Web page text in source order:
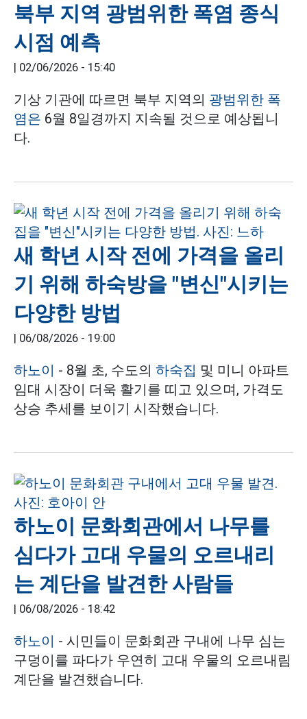
북부 지역 광범위한 폭염 종식
시점 예측
| 02/06/2026 - 15:40
기상 기관에 따르면 북부 지역의 광범위한 폭
염은 6월 8일경까지 지속될 것으로 예상됩니
다.
새 학년 시작 전에 가격을 올리
기 위해 하숙방을 "변신"시키는
다양한 방법
| 06/08/2026 - 19:00
하노이 - 8월 초, 수도의 하숙집 및 미니 아파트
임대 시장이 더욱 활기를 띠고 있으며, 가격도
상승 추세를 보이기 시작했습니다.
하노이 문화회관에서 나무를
심다가 고대 우물의 오르내리
는 계단을 발견한 사람들
| 06/08/2026 - 18:42
하노이 - 시민들이 문화회관 구내에 나무 심는
구덩이를 파다가 우연히 고대 우물의 오르내림
계단을 발견했습니다.